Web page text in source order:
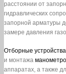
расстоянии от
гидравлических
запорной арматуры
замере давления
Отборные устройства
и монтажа
аппаратах, а также